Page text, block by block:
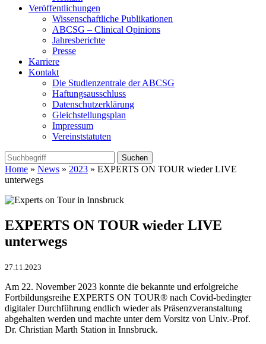
Veröffentlichungen
Wissenschaftliche Publikationen
ABCSG – Clinical Opinions
Jahresberichte
Presse
Karriere
Kontakt
Die Studienzentrale der ABCSG
Haftungsausschluss
Datenschutzerklärung
Gleichstellungsplan
Impressum
Vereinststatuten
Home » News » 2023 » EXPERTS ON TOUR wieder LIVE
unterwegs
EXPERTS ON TOUR wieder LIVE
unterwegs
27.11.2023
Am 22. November 2023 konnte die bekannte und erfolgreiche
Fortbildungsreihe EXPERTS ON TOUR® nach Covid-bedingter
digitaler Durchführung endlich wieder als Präsenzveranstaltung
abgehalten werden und machte unter dem Vorsitz von Univ.-Prof.
Dr. Christian Marth Station in Innsbruck.